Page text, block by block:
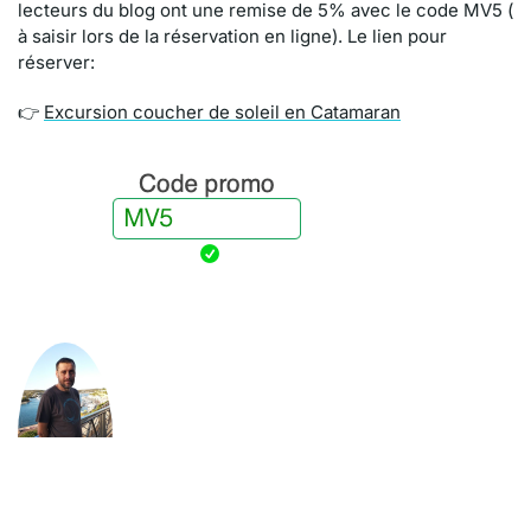
lecteurs du blog ont une remise de 5% avec le code MV5 (
à saisir lors de la réservation en ligne). Le lien pour
réserver:
👉 Excursion coucher de soleil en Catamaran